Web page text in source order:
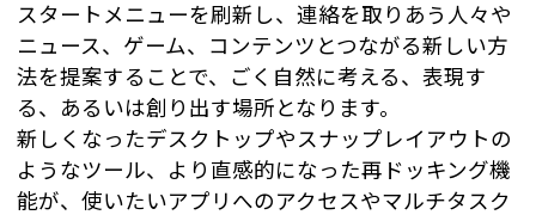
スタートメニューを刷新し、連絡を取りあう人々や
ニュース、ゲーム、コンテンツとつながる新しい方
法を提案することで、ごく自然に考える、表現す
る、あるいは創り出す場所となります。
新しくなったデスクトップやスナップレイアウトの
ようなツール、より直感的になった再ドッキング機
能が、使いたいアプリへのアクセスやマルチタスク